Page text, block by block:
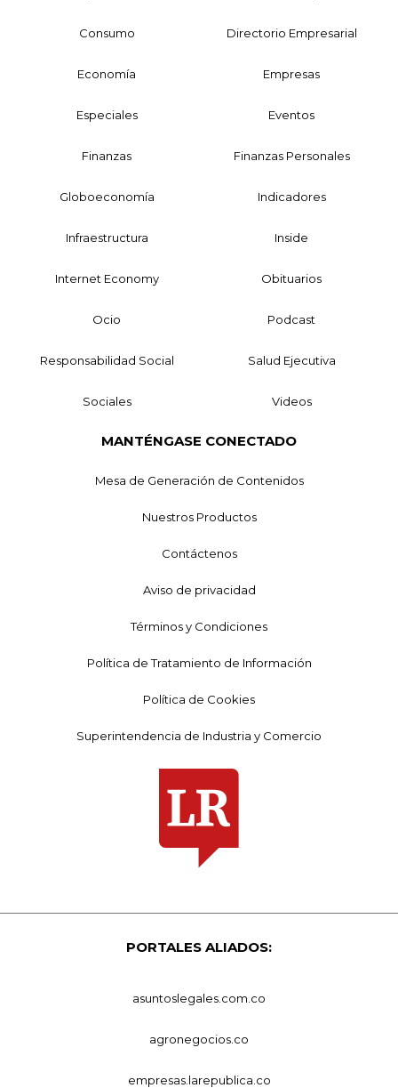
Consumo Directorio Empresarial
Economía Empresas
Especiales Eventos
Finanzas Finanzas Personales
Globoeconomía Indicadores
Infraestructura Inside
Internet Economy Obituarios
Ocio Podcast
Responsabilidad Social Salud Ejecutiva
Sociales Videos
MANTÉNGASE CONECTADO
Mesa de Generación de Contenidos
Nuestros Productos
Contáctenos
Aviso de privacidad
Términos y Condiciones
Política de Tratamiento de Información
Política de Cookies
Superintendencia de Industria y Comercio
PORTALES ALIADOS:
asuntoslegales.com.co
agronegocios.co
empresas.larepublica.co